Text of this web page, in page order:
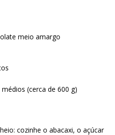
meio amargo
(cerca de 600 g)
cozinhe o abacaxi, o açúcar